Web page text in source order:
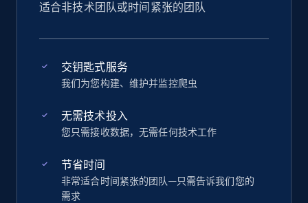
适合非技术团队或时间紧张的团队
交钥匙式服务
我们为您构建、维护并监控爬虫
无需技术投入
您只需接收数据，无需任何技术工作
节省时间
非常适合时间紧张的团队—只需告诉我们您的
需求